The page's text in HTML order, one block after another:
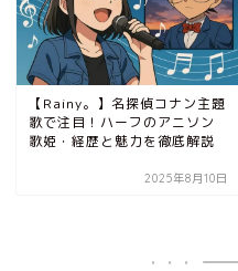
【Rainy。】名探偵コナン主題
歌で注目！ハーフのアニソン
歌姫・経歴と魅力を徹底解説
2025年8月10日